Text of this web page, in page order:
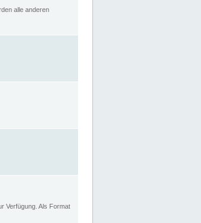
alle anderen
Verfügung. Als Format